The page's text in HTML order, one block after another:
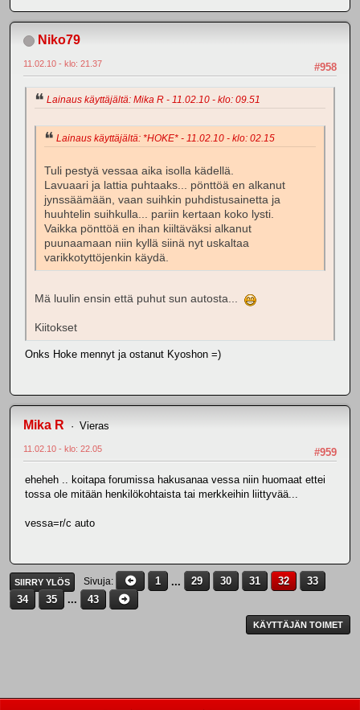
Niko79
#958
11.02.10 - klo: 21.37
Lainaus käyttäjältä: Mika R - 11.02.10 - klo: 09.51
Lainaus käyttäjältä: *HOKE* - 11.02.10 - klo: 02.15
Tuli pestyä vessaa aika isolla kädellä.
Lavuaari ja lattia puhtaaks... pönttöä en alkanut
jynssäämään, vaan suihkin puhdistusainetta ja
huuhtelin suihkulla... pariin kertaan koko lysti.
Vaikka pönttöä en ihan kiiltäväksi alkanut
puunaamaan niin kyllä siinä nyt uskaltaa
varikkotyttöjenkin käydä.
Mä luulin ensin että puhut sun autosta...
Kiitokset
Onks Hoke mennyt ja ostanut Kyoshon =)
Mika R Vieras
#959
11.02.10 - klo: 22.05
eheheh .. koitapa forumissa hakusanaa vessa niin huomaat ettei
tossa ole mitään henkilökohtaista tai merkkeihin liittyvää...
vessa=r/c auto
SIIRRY YLÖS Sivuja 1 ... 29 30 31 32
33
34
35 ... 43
KÄYTTÄJÄN TOIMET